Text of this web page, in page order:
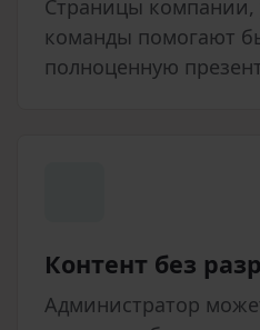
Страницы компании,
команды помогают
полноценную
Контент без
Администратор